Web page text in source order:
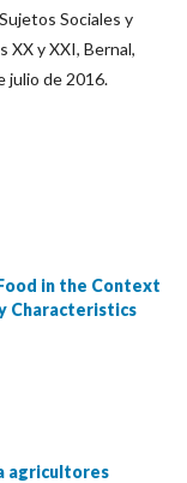
Sociales y
XX y XXI, Bernal,
julio de 2016.
in the Context
Characteristics
agricultores